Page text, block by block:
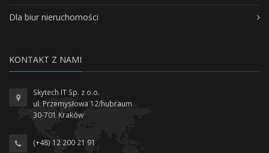
Dla biur nieruchomości
KONTAKT Z NAMI
Skytech IT Sp. z o.o.
ul. Przemysłowa 12/hubraum
30-701 Kraków
(+48) 12 200 21 91